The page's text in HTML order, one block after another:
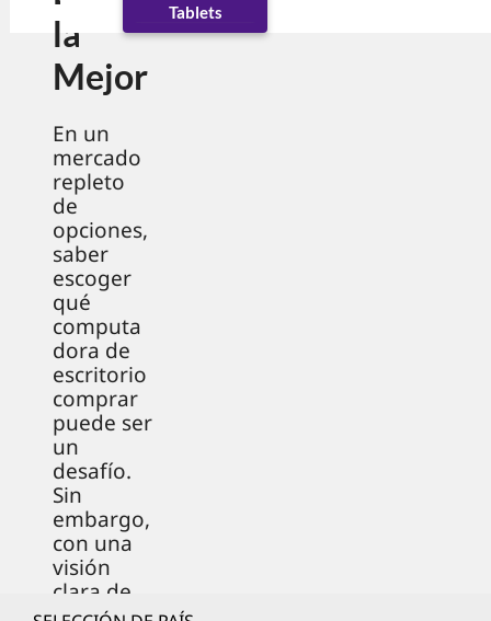
la
Mejor
En un
mercado
repleto
de
opciones,
saber
escoger
qué
computa
dora de
escritorio
comprar
puede ser
un
desafío.
Sin
embargo,
con una
visión
clara de
Tablets